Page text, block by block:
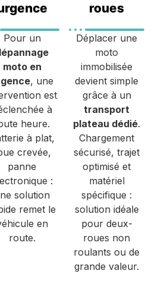
Pour un
moto en
, une
est
à
heure.
à plat,
crevée,
panne
:
solution
remet le
en
route.
roues
Déplacer une
moto
immobilisée
devient simple
grâce à un
transport
plateau dédié.
Chargement
sécurisé, trajet
optimisé et
matériel
spécifique :
solution idéale
pour deux-
roues non
roulants ou de
grande valeur.